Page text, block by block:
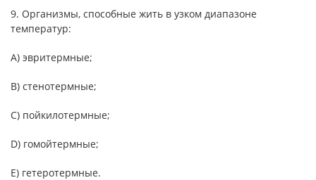
9. Организмы, способные жить в узком диапазоне
температур:
A) эвритермные;
B) стенотермные;
C) пойкилотермные;
D) гомойтермные;
E) гетеротермные.